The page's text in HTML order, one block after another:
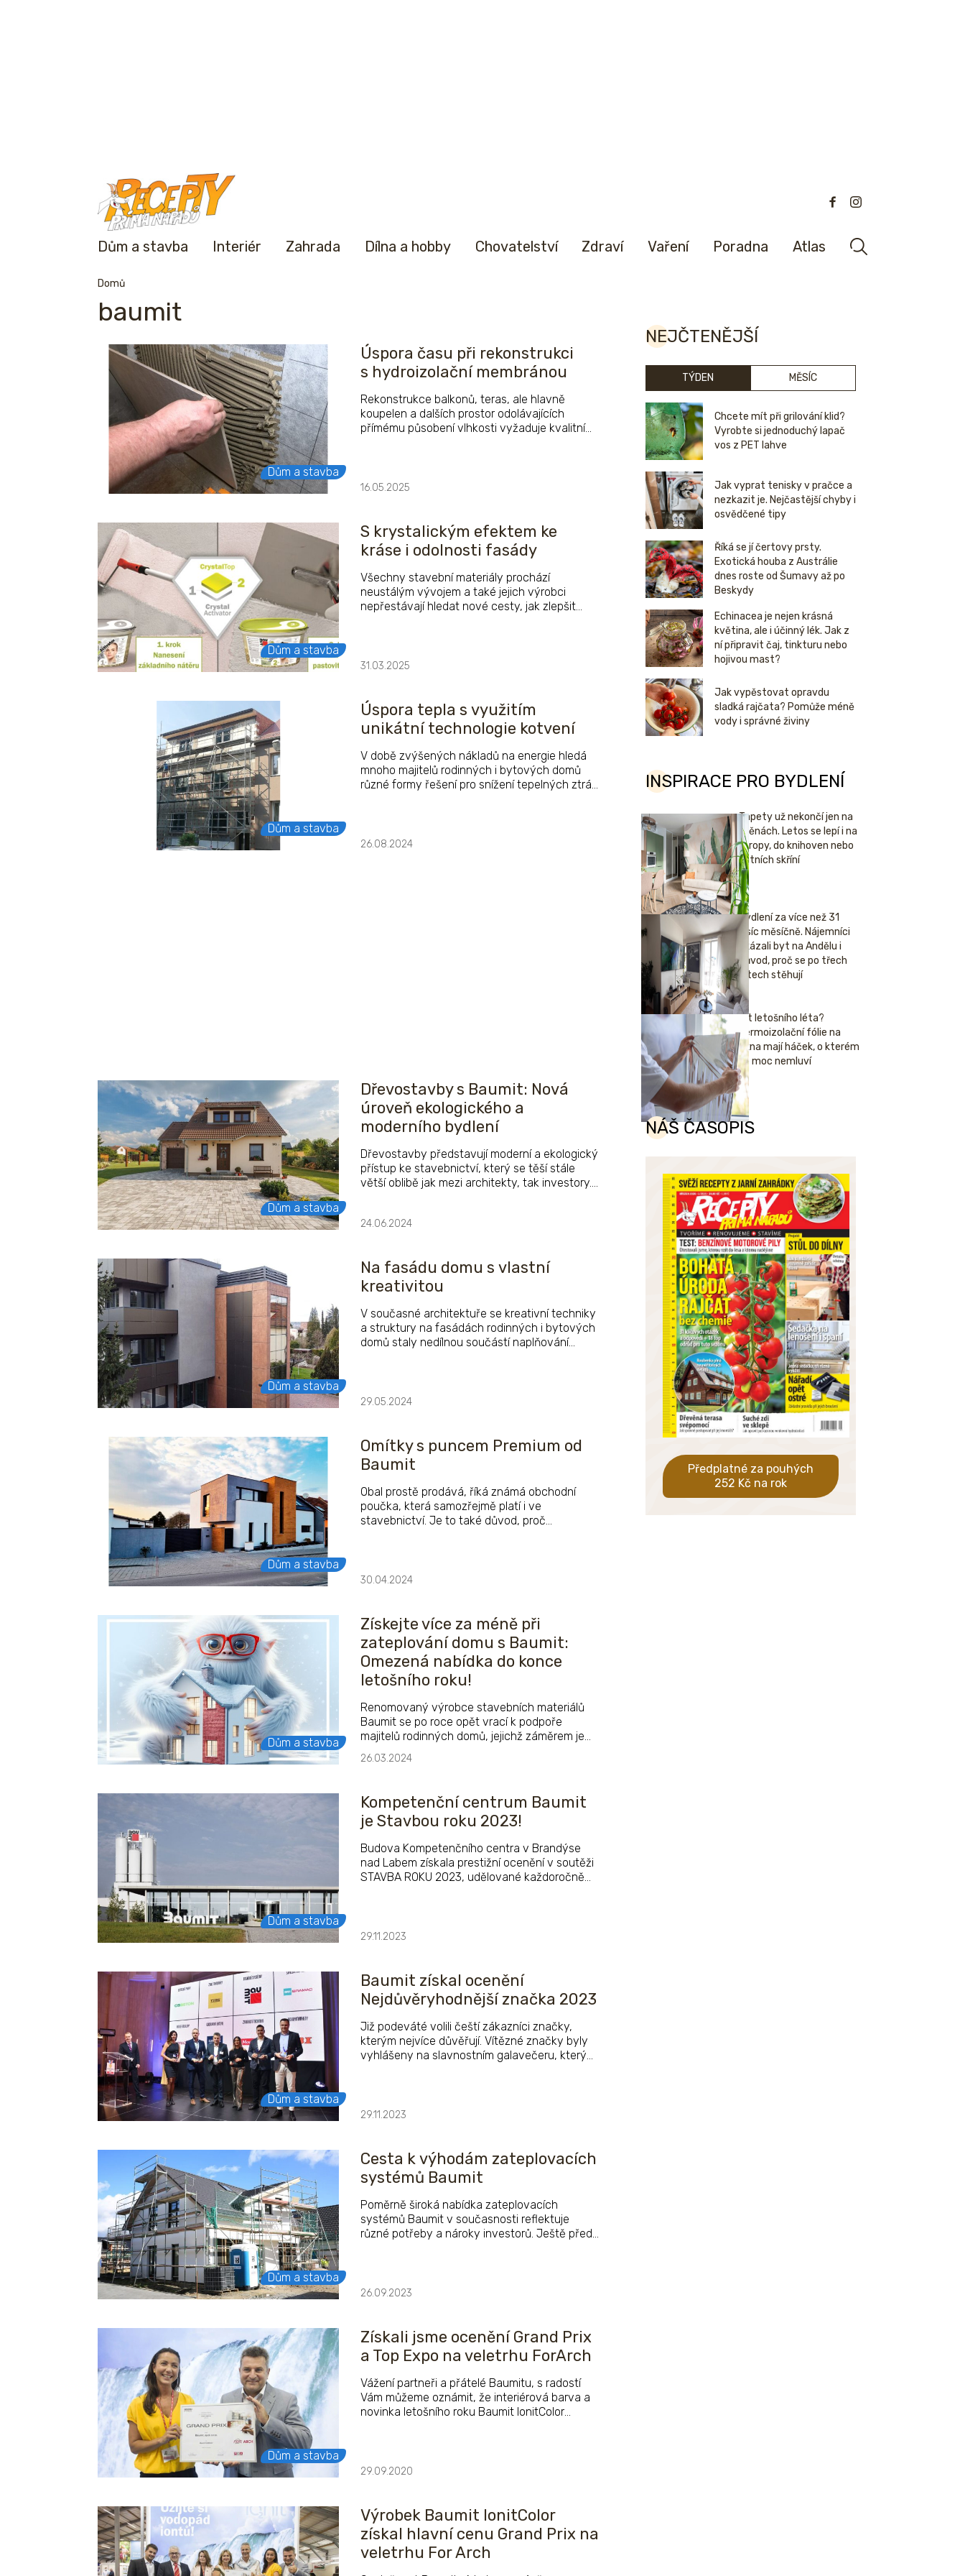
Dům a stavba Interiér Zahrada Dílna a hobby Chovatelství Zdraví Vaření Poradna Atlas
Domů
baumit
Dům a stavba
Úspora času při rekonstrukci
s hydroizolační membránou
Rekonstrukce balkonů, teras, ale hlavně
koupelen a dalších prostor odolávajících
přímému působení vlhkosti vyžaduje kvalitní
nabízí pro tyto případy ucelené řešení
16.05.2025
Dům a stavba
S krystalickým efektem ke
kráse i odolnosti fasády
Všechny stavební materiály prochází
neustálým vývojem a také jejich výrobci
nepřestávají hledat nové cesty, jak zlepšit
minerálních omítkových systémů s názvem
31.03.2025
Dům a stavba
Úspora tepla s využitím
unikátní technologie kotvení
V době zvýšených nákladů na energie hledá
mnoho majitelů rodinných i bytových domů
různé formy řešení pro snížení tepelných ztrát
(expandovaný polystyren), je možné využít
26.08.2024
Dům a stavba
Dřevostavby s Baumit: Nová
úroveň ekologického a
moderního bydlení
Dřevostavby představují moderní a ekologický
přístup ke stavebnictví, který se těší stále
větší oblibě jak mezi architekty, tak investory.
avšak díky novým technologiím a materiálům
24.06.2024
Dům a stavba
Na fasádu domu s vlastní
kreativitou
V současné architektuře se kreativní techniky
a struktury na fasádách rodinných i bytových
domů staly nedílnou součástí naplňování
stavebních realizací, které dokumentují téměř
29.05.2024
Dům a stavba
Omítky s puncem Premium od
Baumit
Obal prostě prodává, říká známá obchodní
poučka, která samozřejmě platí i ve
stavebnictví. Je to také důvod, proč
svých prémiových omítek volbu značně
30.04.2024
Dům a stavba
Získejte více za méně při
zateplování domu s Baumit:
Omezená nabídka do konce
letošního roku!
Renomovaný výrobce stavebních materiálů
Baumit se po roce opět vrací k podpoře
majitelů rodinných domů, jejichž záměrem je
zateplení fasády. Letošní kampaň s názvem
„Zatepli s dvojitou dotací“ odstartuje 1. dubna a
26.03.2024
Dům a stavba
Kompetenční centrum Baumit
je Stavbou roku 2023!
Budova Kompetenčního centra v Brandýse
nad Labem získala prestižní ocenění v soutěži
STAVBA ROKU 2023, udělované každoročně
29.11.2023
Dům a stavba
Baumit získal ocenění
Nejdůvěryhodnější značka 2023
Již podeváté volili čeští zákazníci značky,
kterým nejvíce důvěřují. Vítězné značky byly
vyhlášeny na slavnostním galavečeru, který
trhu v jednotlivých kategoriích.
29.11.2023
Dům a stavba
Cesta k výhodám zateplovacích
systémů Baumit
Poměrně široká nabídka zateplovacích
systémů Baumit v současnosti reflektuje
různé potřeby a nároky investorů. Ještě před
26.09.2023
Dům a stavba
Získali jsme ocenění Grand Prix
a Top Expo na veletrhu ForArch
Vážení partneři a přátelé Baumitu, s radostí
Vám můžeme oznámit, že interiérová barva a
novinka letošního roku Baumit IonitColor
29.09.2020
Výrobek Baumit IonitColor
získal hlavní cenu Grand Prix na
veletrhu For Arch
NEJČTENĚJŠÍ
TÝDEN MĚSÍC
Chcete mít při grilování klid?
Vyrobte si jednoduchý lapač
vos z PET lahve
Jak vyprat tenisky v pračce a
nezkazit je. Nejčastější chyby i
osvědčené tipy
Říká se jí čertovy prsty.
Exotická houba z Austrálie
dnes roste od Šumavy až po
Beskydy
Echinacea je nejen krásná
květina, ale i účinný lék. Jak z
ní připravit čaj, tinkturu nebo
hojivou mast?
Jak vypěstovat opravdu
sladká rajčata? Pomůže méně
vody i správné živiny
INSPIRACE PRO BYDLENÍ
Tapety už nekončí jen na
stěnách. Letos se lepí i na
stropy, do knihoven nebo
šatních skříní
Bydlení za více než 31
tisíc měsíčně. Nájemníci
ukázali byt na Andělu i
důvod, proč se po třech
letech stěhují
Hit letošního léta?
Termoizolační fólie na
okna mají háček, o kterém
se moc nemluví
NÁŠ ČASOPIS
Předplatné za pouhých
252 Kč na rok